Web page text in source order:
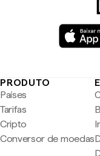
PRODUTO
Países
Tarifas
Cripto
Conversor de moedas